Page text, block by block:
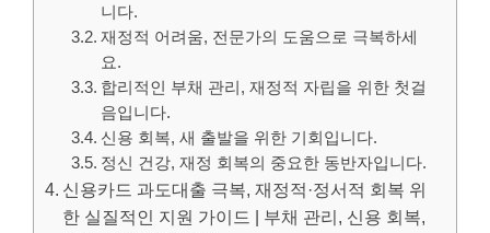
니다.
재정적 어려움, 전문가의 도움으로 극복하세
요.
합리적인 부채 관리, 재정적 자립을 위한 첫걸
음입니다.
신용 회복, 새 출발을 위한 기회입니다.
정신 건강, 재정 회복의 중요한 동반자입니다.
신용카드 과도대출 극복, 재정적·정서적 회복 위
한 실질적인 지원 가이드 | 부채 관리, 신용 회복,